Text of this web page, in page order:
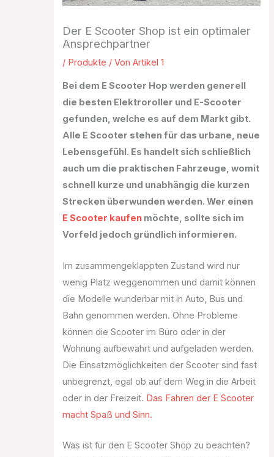
Der E Scooter Shop ist ein optimaler
Ansprechpartner
/ Produkte / VonArtikel 1
Bei dem E Scooter Hop werden generell
die besten Elektroroller und E-Scooter
gefunden, welche es auf dem Markt gibt.
Alle E Scooter stehen für das urbane, neue
Lebensgefühl. Es handelt sich schließlich
auch um die praktischen Fahrzeuge, womit
schnell kurze und unabhängig die kurzen
Strecken überwunden werden. Wer einen
E Scooter kaufen möchte, sollte sich im
Vorfeld jedoch gründlich informieren.
Im zusammengeklappten Zustand wird nur
wenig Platz weggenommen und damit können
die Modelle wunderbar mit in Auto, Bus und
Bahn genommen werden. Ohne Probleme
können die Scooter im Büro oder in der
Wohnung aufbewahrt und aufgeladen werden.
Die Einsatzmöglichkeiten der Scooter sind fast
unbegrenzt, egal ob auf dem Weg in die Arbeit
oder in der Freizeit. Das Fahren der E Scooter
macht Spaß und Sinn.
Was ist für den E Scooter Shop zu beachten?